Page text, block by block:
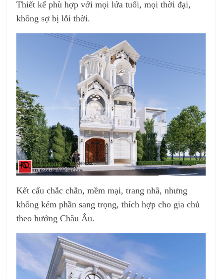
Thiết kế phù hợp với mọi lứa tuổi, mọi thời đại,
không sợ bị lỗi thời.
Kết cấu chắc chắn, mềm mại, trang nhã, nhưng
không kém phần sang trọng, thích hợp cho gia chủ
theo hướng Châu Âu.